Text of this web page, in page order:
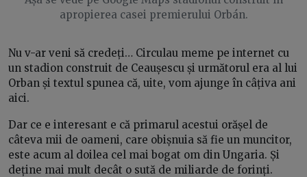
apropierea casei premierului Orbán.
Nu v-ar veni să credeți… Circulau meme pe internet cu
un stadion construit de Ceaușescu și următorul era al lui
Orban și textul spunea că, uite, vom ajunge în câțiva ani
aici.
Dar ce e interesant e că primarul acestui orășel de
câteva mii de oameni, care obișnuia să fie un muncitor,
este acum al doilea cel mai bogat om din Ungaria. Și
deține mai mult decât o sută de miliarde de forinți.